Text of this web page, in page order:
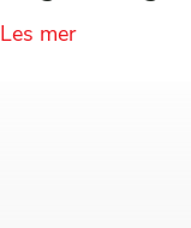
Les merabout Dette